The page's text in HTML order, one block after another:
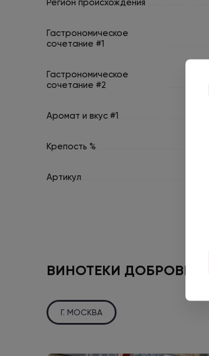
Регион происхождения
Гастрономическое
сочетание #1
Гастрономическое
сочетание #2
Аромат и вкус #1
Крепость %
Артикул
ВИНОТЕКИ ДОБРОВИН
Г. МОСКВА